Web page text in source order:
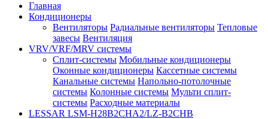
Главная
Кондиционеры
Вентиляторы Радиальные вентиляторы Тепловые
завесы Вентиляция
VRV/VRF/MRV системы
Сплит-системы Мобильные кондиционеры
Оконные кондиционеры Кассетные системы
Канальные системы Напольно-потолочные
системы Колонные системы Мульти сплит-
системы Расходные материалы
LESSAR LSM-H28B2CHA2/LZ-B2CHB